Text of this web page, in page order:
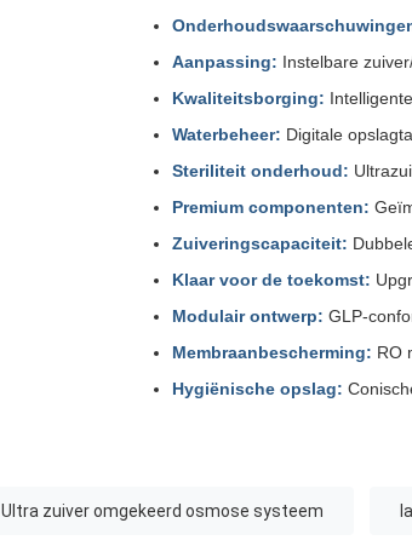
Aanpassing: Instelbare
Kwaliteitsborging:
Waterbeheer: Digitale
Steriliteit onderhoud:
Premium componenten:
Zuiveringscapaciteit:
Klaar voor de toekomst:
Modulair ontwerp: GLP-
Membraanbescherming: RO
Hygiënische opslag:
Ultra zuiver omgekeerd osmose systeem